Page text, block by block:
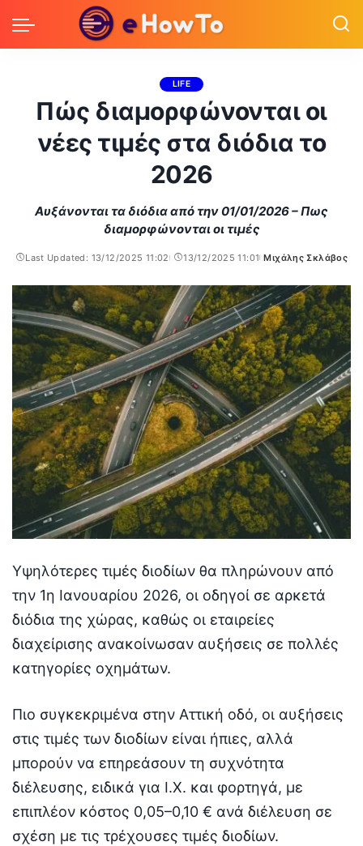
LIFE
Πώς διαμορφώνονται οι
νέες τιμές στα διόδια το
2026
Αυξάνονται τα διόδια από την 01/01/2026 – Πως
διαμορφώνονται οι τιμές
Last Updated: 13/12/2025 11:02 13/12/2025 11:01
Posted
Μιχάλης Σκλάβος
Υψηλότερες τιμές διοδίων θα πληρώνουν από
την 1η Ιανουαρίου 2026, οι οδηγοί σε αρκετά
διόδια της χώρας, καθώς οι εταιρείες
διαχείρισης ανακοίνωσαν αυξήσεις σε πολλές
κατηγορίες οχημάτων.
Πιο συγκεκριμένα στην Αττική οδό, οι αυξήσεις
στις τιμές των διοδίων είναι ήπιες, αλλά
μπορούν να επηρεάσουν τη συχνότητα
διέλευσης, ειδικά για Ι.Χ. και φορτηγά, με
επιπλέον κόστος 0,05–0,10 € ανά διέλευση σε
σχέση με τις τρέχουσες τιμές διοδίων.